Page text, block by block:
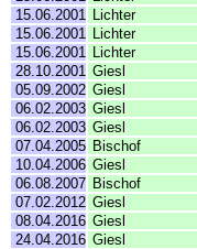
15.06.2001
Lichter
15.06.2001
Lichter
15.06.2001
Lichter
28.10.2001 Giesl
05.09.2002 Giesl
06.02.2003 Giesl
06.02.2003 Giesl
07.04.2005 Bischof
10.04.2006 Giesl
06.08.2007 Bischof
07.02.2012 Giesl
08.04.2016 Giesl
24.04.2016 Giesl